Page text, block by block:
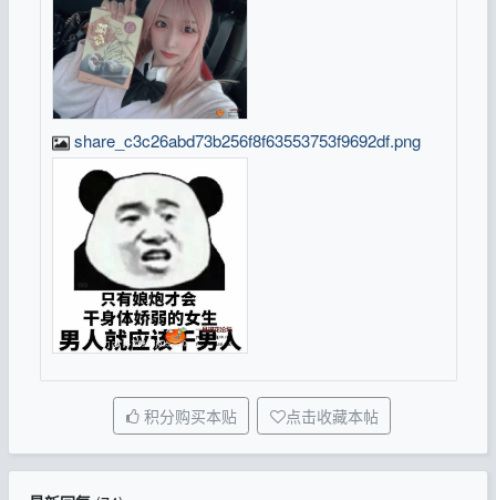
share_c3c26abd73b256f8f63553753f9692df.png
积分购买本贴 点击收藏本帖